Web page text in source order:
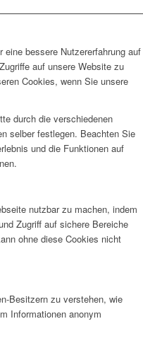
bessere Nutzererfahrung auf
auf unsere Website zu
Cookies, wenn Sie unsere
durch die verschiedenen
selber festlegen. Beachten Sie
und die Funktionen auf
nutzbar zu machen, indem
Zugriff auf sichere Bereiche
ohne diese Cookies nicht
Besitzern zu verstehen, wie
Informationen anonym